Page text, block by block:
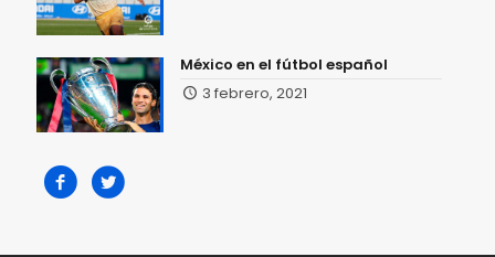
México en el fútbol español
3 febrero, 2021